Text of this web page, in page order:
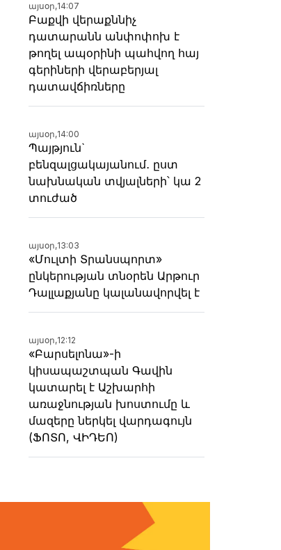
այսօր,14:07
Բաքվի վերաքննիչ
դատարանն անփոփոխ է
թողել ապօրինի պահվող հայ
գերիների վերաբերյալ
դատավճիռները
այսօր,14:00
Պայթյուն`
բենզալցակայանում․ ըստ
նախնական տվյալների՝ կա 2
տուժած
այսօր,13:03
«Մուլտի Տրանսպորտ»
ընկերության տնօրեն Արթուր
Դալլաքյանը կալանավորվել է
այսօր,12:12
«Բարսելոնա»-ի
կիսապաշտպան Գավին
կատարել է Աշխարհի
առաջնության խոստումը և
մազերը ներկել վարդագույն
(ՖՈՏՈ, ՎԻԴԵՈ)